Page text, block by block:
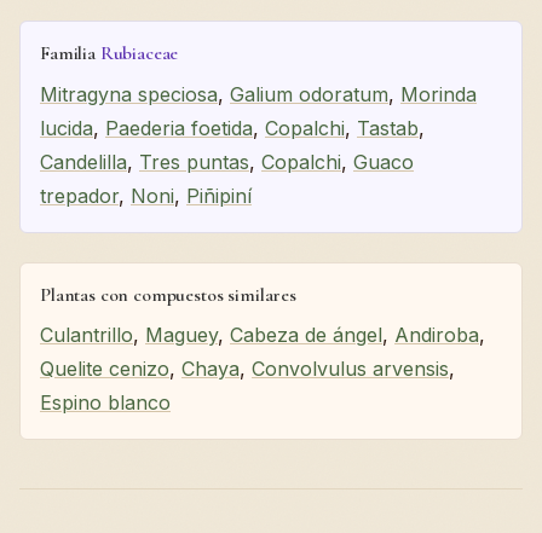
Familia Rubiaceae
Mitragyna speciosa, Galium odoratum, Morinda
lucida, Paederia foetida, Copalchi, Tastab,
Candelilla, Tres puntas, Copalchi, Guaco
trepador, Noni, Piñipiní
Plantas con compuestos similares
Culantrillo, Maguey, Cabeza de ángel, Andiroba,
Quelite cenizo, Chaya, Convolvulus arvensis,
Espino blanco